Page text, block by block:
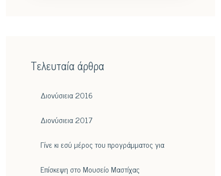
Τελευταία άρθρα
Διονύσιεια 2016
Διονύσιεια 2017
Γίνε κι εσύ μέρος του προγράμματος για
Επίσκεψη στο Μουσείο Μαστίχας